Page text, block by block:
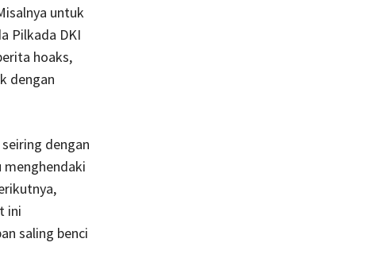
untuk
Pilkada DKI
hoaks,
dengan
dengan
menghendaki
ini
saling benci